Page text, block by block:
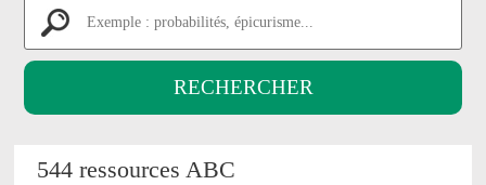
544 ressources ABC